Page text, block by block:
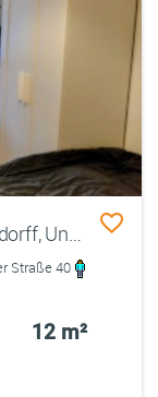
möbliertes WG Zimmer 12qm in Findorff, Uninähe
Straße 40
12 m²